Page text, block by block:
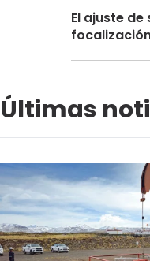
El ajuste
Últimas